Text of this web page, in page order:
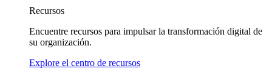
Recursos
Encuentre recursos para impulsar la transformación digital de
su organización.
Explore el centro de recursos